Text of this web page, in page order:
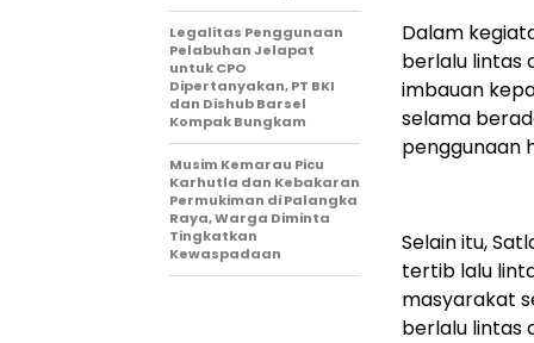
Dalam
berlalu lintas
imbauan
selama
penggunaan
Selain itu,
tertib lalu
masyarakat
berlalu lintas
Legalitas Penggunaan
Pelabuhan Jelapat
untuk CPO
Dipertanyakan, PT BKI
dan Dishub Barsel
Kompak Bungkam
Musim Kemarau Picu
Karhutla dan Kebakaran
Permukiman di Palangka
Raya, Warga Diminta
Tingkatkan
Kewaspadaan